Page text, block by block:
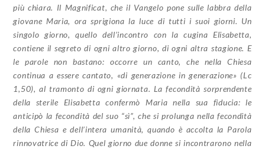
più chiara. Il Magnificat, che il Vangelo pone sulle labbra della
giovane Maria, ora sprigiona la luce di tutti i suoi giorni. Un
singolo giorno, quello dell’incontro con la cugina Elisabetta,
contiene il segreto di ogni altro giorno, di ogni altra stagione. E
le parole non bastano: occorre un canto, che nella Chiesa
continua a essere cantato, «di generazione in generazione» (Lc
1,50), al tramonto di ogni giornata. La fecondità sorprendente
della sterile Elisabetta confermò Maria nella sua fiducia: le
anticipò la fecondità del suo “sì”, che si prolunga nella fecondità
della Chiesa e dell’intera umanità, quando è accolta la Parola
rinnovatrice di Dio. Quel giorno due donne si incontrarono nella